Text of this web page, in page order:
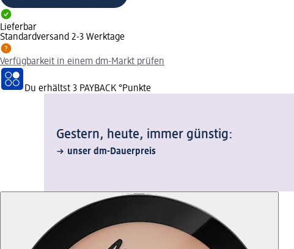
Lieferbar
Standardversand 2-3 Werktage
Verfügbarkeit in einem dm-Markt prüfen
Du erhältst 3 PAYBACK °Punkte
Gestern, heute, immer günstig:
unser dm-Dauerpreis